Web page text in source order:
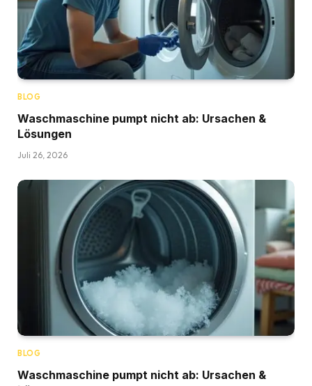
BLOG
Waschmaschine pumpt nicht ab: Ursachen &
Lösungen
Juli 26, 2026
BLOG
Waschmaschine pumpt nicht ab: Ursachen &